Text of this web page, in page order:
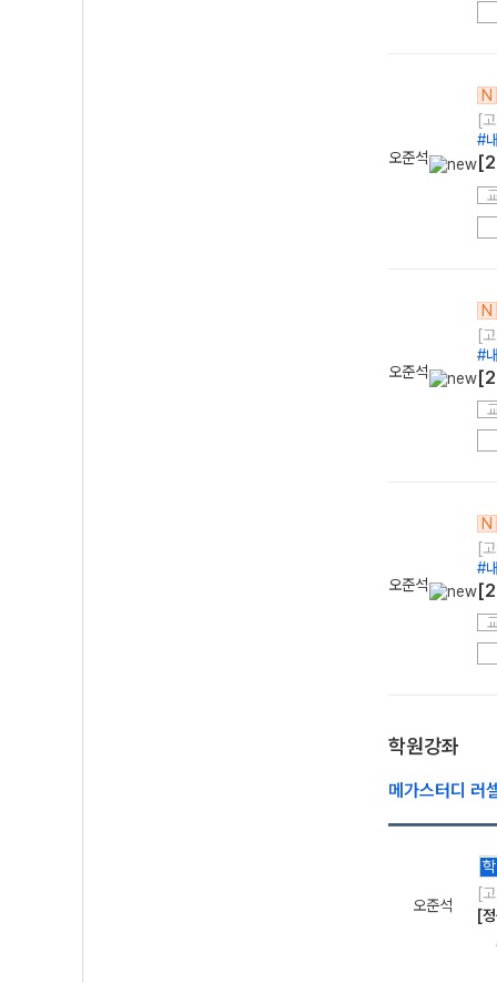
오준석
N
[
#
오준석
N
[
#
오준석
N
[
#
학원강좌
메가스터디 러
오준석
학
[
[